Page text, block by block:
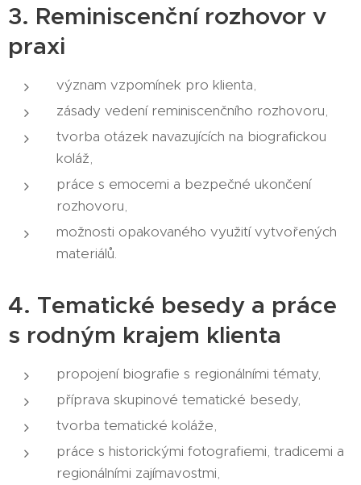
3. Reminiscenční rozhovor v
praxi
význam vzpomínek pro klienta,
zásady vedení reminiscenčního rozhovoru,
tvorba otázek navazujících na biografickou
koláž,
práce s emocemi a bezpečné ukončení
rozhovoru,
možnosti opakovaného využití vytvořených
materiálů.
4. Tematické besedy a práce
s rodným krajem klienta
propojení biografie s regionálními tématy,
příprava skupinové tematické besedy,
tvorba tematické koláže,
práce s historickými fotografiemi, tradicemi a
regionálními zajímavostmi,